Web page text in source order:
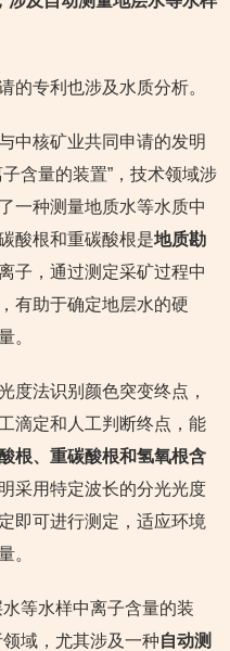
的专利也涉及水质分析。
中核矿业共同申请的发明
含量的装置”，技术领域涉
一种测量地质水等水质中
酸根和重碳酸根是地质勘
子，通过测定采矿过程中
有助于确定地层水的硬
。
度法识别颜色突变终点，
滴定和人工判断终点，能
根、重碳酸根和氢氧根含
采用特定波长的分光光度
即可进行测定，适应环境
。
等水样中离子含量的装
域，尤其涉及一种自动测